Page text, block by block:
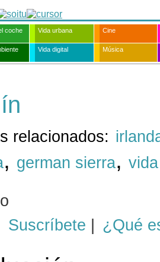
coche Vida urbana Cine
Vida digital Música
relacionados:
, german sierra,
Suscríbete ¿Qué